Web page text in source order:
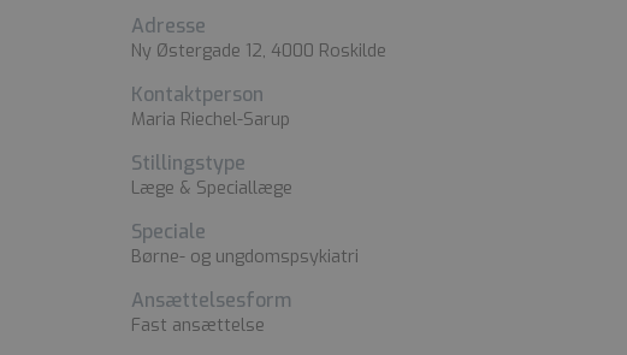
Adresse
Ny Østergade 12, 4000 Roskilde
Kontaktperson
Maria Riechel-Sarup
Stillingstype
Læge & Speciallæge
Speciale
Børne- og ungdomspsykiatri
Ansættelsesform
Fast ansættelse